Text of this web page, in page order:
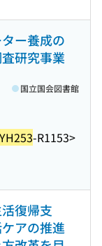
ー養成の
研究事業
YH253-R1153>
国立国会図書館
復帰支
アの推進